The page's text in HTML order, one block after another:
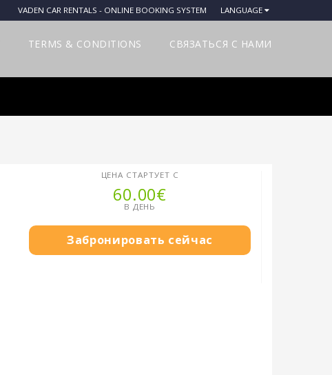
VADEN CAR RENTALS - ONLINE BOOKING SYSTEM LANGUAGE
TERMS & CONDITIONS СВЯЗАТЬСЯ С НАМИ
ЦЕНА СТАРТУЕТ С
60.00€
В ДЕНЬ
Забронировать сейчас